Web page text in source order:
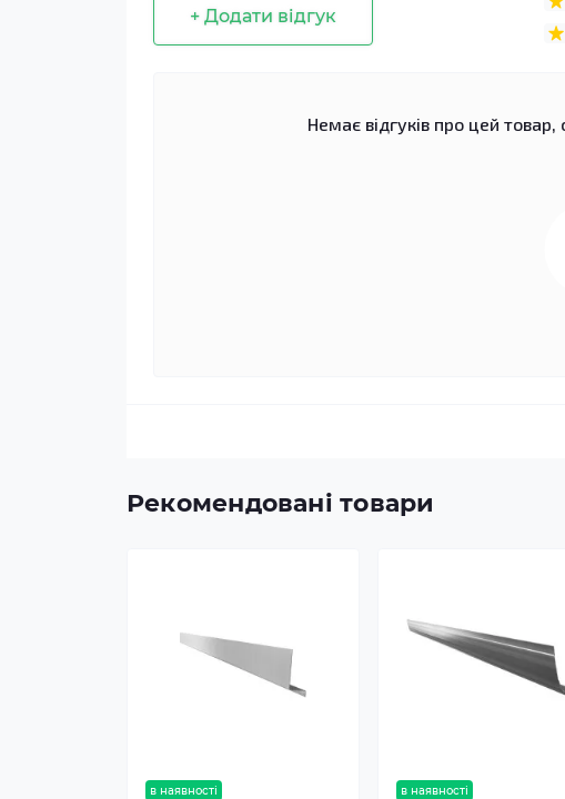
+ Додати відгук
Немає відгуків про цей
Рекомендовані товари
в наявності в наявності